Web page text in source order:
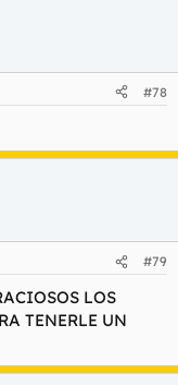
#78
#79
LOS
TENERLE UN